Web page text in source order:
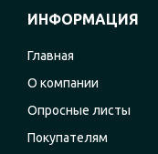
ИНФОРМАЦИЯ
Главная
О компании
Опросные листы
Покупателям